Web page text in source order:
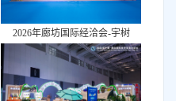
2026年廊坊国际经洽会-宇树